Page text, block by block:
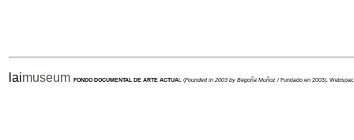
laimuseum FONDO DOCUMENTAL DE ARTE ACTUA L (Founded in 2003 by Begoña Muñoz / Fundado en 2003).